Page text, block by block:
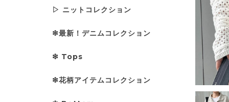
▷ ニットコレクション
❇︎最新！デニムコレクション
❇︎ Tops
❇︎花柄アイテムコレクション